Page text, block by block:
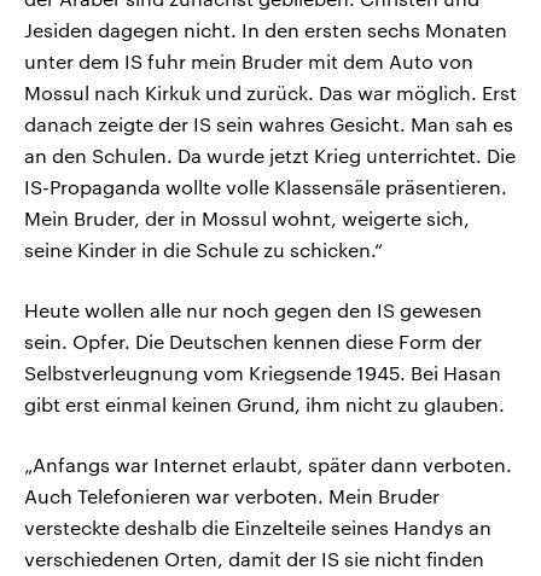
Jesiden dagegen nicht. In den ersten sechs Monaten
unter dem IS fuhr mein Bruder mit dem Auto von
Mossul nach Kirkuk und zurück. Das war möglich. Erst
danach zeigte der IS sein wahres Gesicht. Man sah es
an den Schulen. Da wurde jetzt Krieg unterrichtet. Die
IS-Propaganda wollte volle Klassensäle präsentieren.
Mein Bruder, der in Mossul wohnt, weigerte sich,
seine Kinder in die Schule zu schicken.“
Heute wollen alle nur noch gegen den IS gewesen
sein. Opfer. Die Deutschen kennen diese Form der
Selbstverleugnung vom Kriegsende 1945. Bei Hasan
gibt erst einmal keinen Grund, ihm nicht zu glauben.
„Anfangs war Internet erlaubt, später dann verboten.
Auch Telefonieren war verboten. Mein Bruder
versteckte deshalb die Einzelteile seines Handys an
verschiedenen Orten, damit der IS sie nicht finden